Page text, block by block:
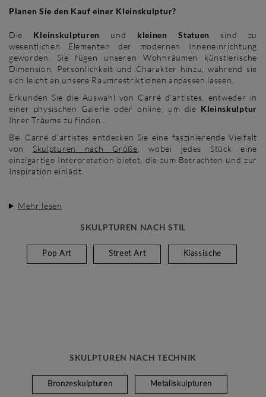
Planen Sie den Kauf einer Kleinskulptur?
Die Kleinskulpturen und kleinen Statuen sind zu
wesentlichen Elementen der modernen Inneneinrichtung
geworden. Sie fügen unseren Wohnräumen künstlerische
Dimension, Persönlichkeit und Charakter hinzu, während sie
sich leicht an unsere Raumrestriktionen anpassen lassen.
Erkunden Sie die Auswahl von Carré d'artistes, entweder in
einer physischen Galerie oder online, um die Kleinskulptur
Ihrer Träume zu finden…
Bei Carré d'artistes entdecken Sie eine faszinierende Vielfalt
von Skulpturen nach Größe , wobei jedes Stück eine
einzigartige Interpretation bietet, die zum Betrachten und zur
Inspiration einlädt.
Mehr lesen
SKULPTUREN NACH STIL
Pop Art Street Art Klassische
SKULPTUREN NACH TECHNIK
Bronzeskulpturen Metallskulpturen